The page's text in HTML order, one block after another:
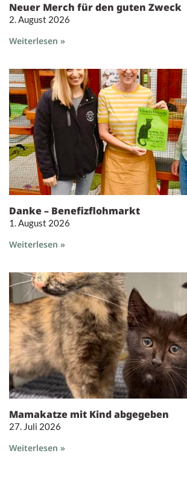
Neuer Merch für den guten Zweck
2. August 2026
Weiterlesen »
Danke – Benefizflohmarkt
1. August 2026
Weiterlesen »
Mamakatze mit Kind abgegeben
27. Juli 2026
Weiterlesen »